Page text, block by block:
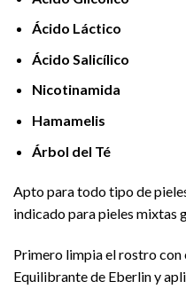
Ácido Láctico
Ácido Salicílico
Nicotinamida
Hamamelis
Árbol del Té
Apto para todo tipo de
indicado para pieles mixtas
Primero limpia el rostro
Equilibrante de Eberlin y